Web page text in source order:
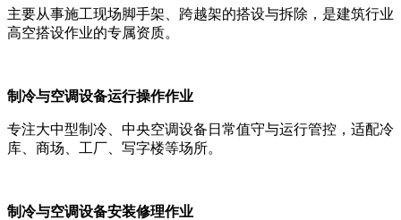
主要从事施工现场脚手架、跨越架的搭设与拆除，是建筑行业
高空搭设作业的专属资质。
制冷与空调设备运行操作作业
专注大中型制冷、中央空调设备日常值守与运行管控，适配冷
库、商场、工厂、写字楼等场所。
制冷与空调设备安装修理作业